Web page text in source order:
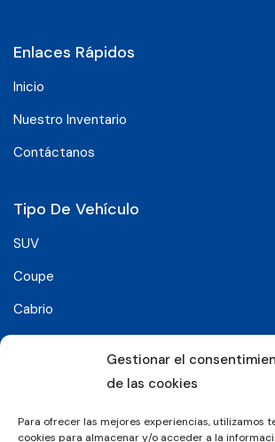
Gestionar el
de las cookies
Para ofrecer las mejores experiencias, utilizamos
cookies para almacenar y/o acceder a la
Enlaces Rápidos
Inicio
Nuestro Inventario
Contáctanos
Tipo De Vehículo
SUV
Coupe
Cabrio